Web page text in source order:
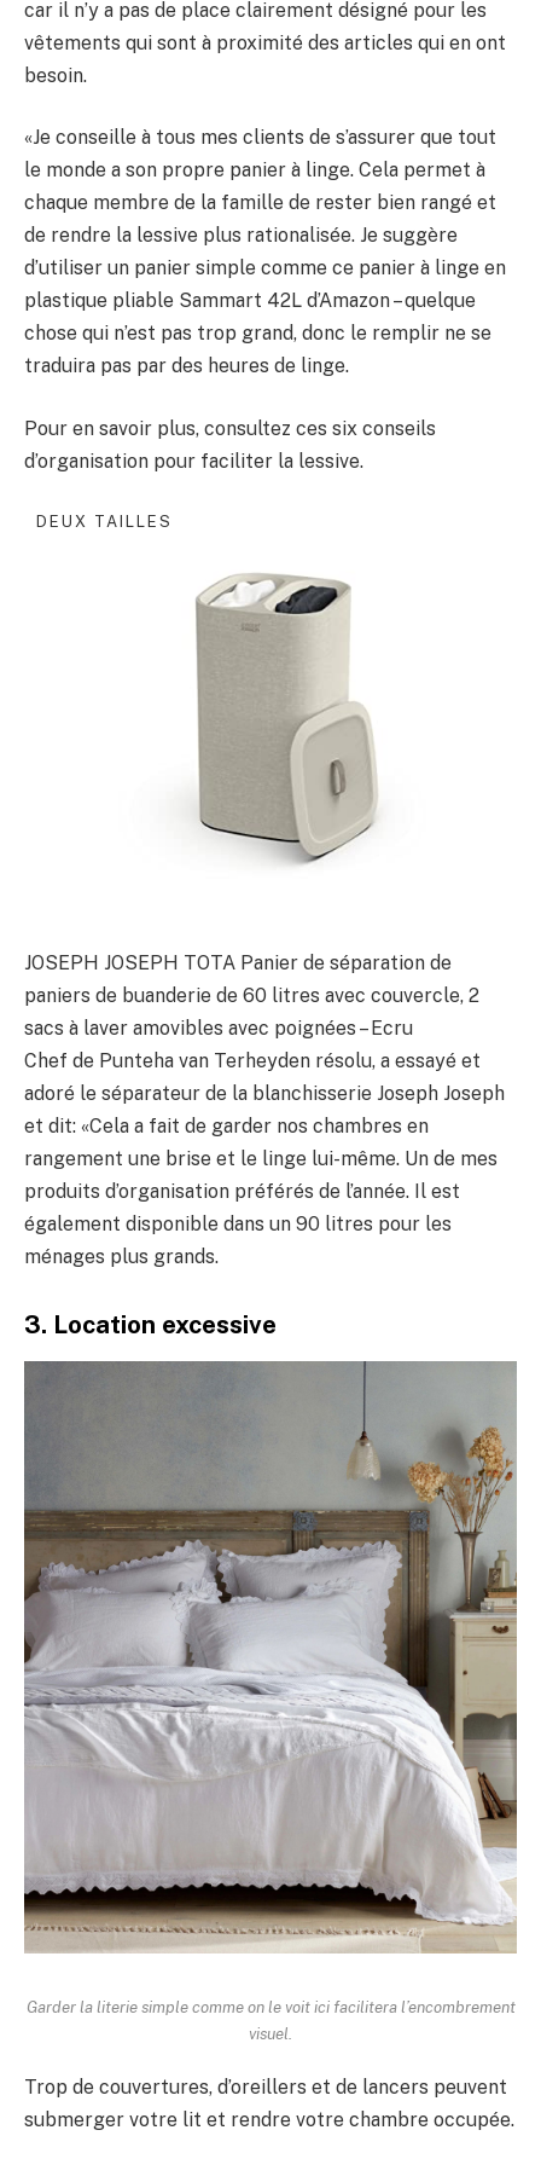
car il n’y a pas de place clairement désigné pour les
vêtements qui sont à proximité des articles qui en ont
besoin.
«Je conseille à tous mes clients de s’assurer que tout
le monde a son propre panier à linge. Cela permet à
chaque membre de la famille de rester bien rangé et
de rendre la lessive plus rationalisée. Je suggère
d’utiliser un panier simple comme ce panier à linge en
plastique pliable Sammart 42L d’Amazon – quelque
chose qui n’est pas trop grand, donc le remplir ne se
traduira pas par des heures de linge.
Pour en savoir plus, consultez ces six conseils
d’organisation pour faciliter la lessive.
DEUX TAILLES
JOSEPH JOSEPH TOTA Panier de séparation de
paniers de buanderie de 60 litres avec couvercle, 2
sacs à laver amovibles avec poignées – Ecru
Chef de Punteha van Terheyden résolu, a essayé et
adoré le séparateur de la blanchisserie Joseph Joseph
et dit: «Cela a fait de garder nos chambres en
rangement une brise et le linge lui-même. Un de mes
produits d’organisation préférés de l’année. Il est
également disponible dans un 90 litres pour les
ménages plus grands.
3. Location excessive
Garder la literie simple comme on le voit ici facilitera l’encombrement
visuel.
Trop de couvertures, d’oreillers et de lancers peuvent
submerger votre lit et rendre votre chambre occupée.